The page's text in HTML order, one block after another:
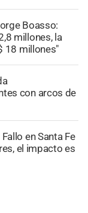
Boasso:
millones, la
18 millones"
con arcos de
Fallo en Santa Fe
el impacto es